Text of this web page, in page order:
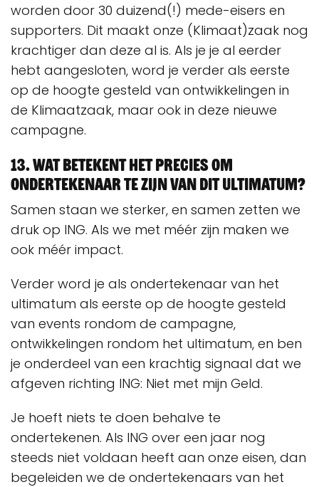
worden door 30 duizend(!) mede-eisers en
supporters. Dit maakt onze (Klimaat)zaak nog
krachtiger dan deze al is. Als je je al eerder
hebt aangesloten, word je verder als eerste
op de hoogte gesteld van ontwikkelingen in
de Klimaatzaak, maar ook in deze nieuwe
campagne.
13. Wat betekent het precies om
ondertekenaar te zijn van dit ultimatum?
Samen staan we sterker, en samen zetten we
druk op ING. Als we met méér zijn maken we
ook méér impact.
Verder word je als ondertekenaar van het
ultimatum als eerste op de hoogte gesteld
van events rondom de campagne,
ontwikkelingen rondom het ultimatum, en ben
je onderdeel van een krachtig signaal dat we
afgeven richting ING: Niet met mijn Geld.
Je hoeft niets te doen behalve te
ondertekenen. Als ING over een jaar nog
steeds niet voldaan heeft aan onze eisen, dan
begeleiden we de ondertekenaars van het